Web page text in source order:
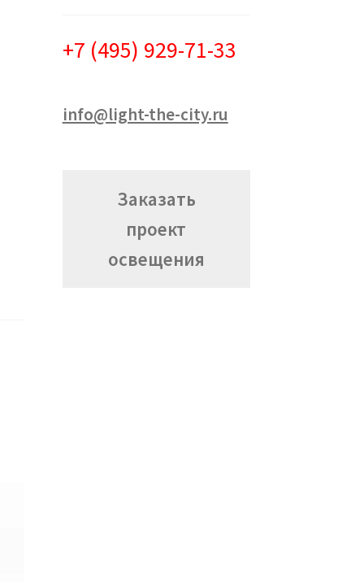
+7 (495) 929-71-33
info@light-the-city.ru
Заказать
проект
освещения